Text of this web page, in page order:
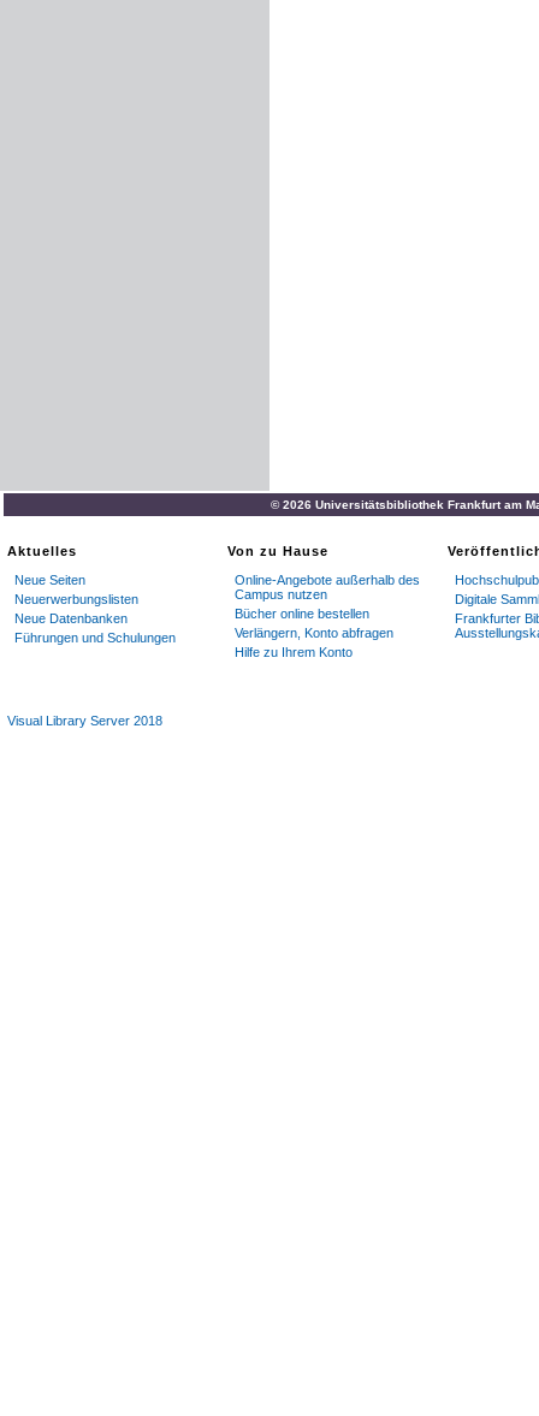
© 2026 Universitätsbibliothek Frankfurt am
Aktuelles
Neue Seiten
Neuerwerbungslisten
Neue Datenbanken
Führungen und Schulungen
Von zu Hause
Online-Angebote außerhalb des
Campus nutzen
Bücher online bestellen
Verlängern, Konto abfragen
Hilfe zu Ihrem Konto
Digitale
Frankfurter
Visual Library Server 2018